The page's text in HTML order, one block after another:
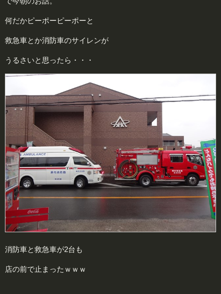
何だかピーポーピーポーと
救急車とか消防車のサイレンが
うるさいと思ったら・・・
消防車と救急車が2台も
店の前で止まったｗｗｗ